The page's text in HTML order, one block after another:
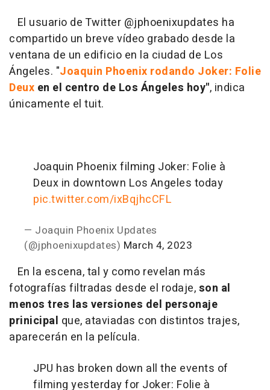
El usuario de Twitter @jphoenixupdates ha
compartido un breve vídeo grabado desde la
ventana de un edificio en la ciudad de Los
Ángeles. "Joaquin Phoenix rodando Joker: Folie
Deux en el centro de Los Ángeles hoy", indica
únicamente el tuit.
Joaquin Phoenix filming Joker: Folie à
Deux in downtown Los Angeles today
pic.twitter.com/ixBqjhcCFL
— Joaquin Phoenix Updates
(@jphoenixupdates) March 4, 2023
En la escena, tal y como revelan más
fotografías filtradas desde el rodaje,son al
menos tres las versiones del personaje
prinicipal que, ataviadas con distintos trajes,
aparecerán en la película.
JPU has broken down all the events of
filming yesterday for Joker: Folie à